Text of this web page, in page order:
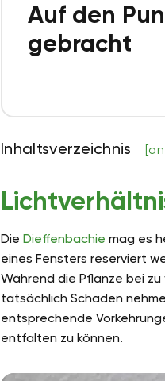
Auf den
gebracht
Inhaltsverzeichnis
Die Dieffenbachie mag es
eines Fensters reserviert
Während die Pflanze bei
tatsächlich Schaden
entsprechende
entfalten zu können.